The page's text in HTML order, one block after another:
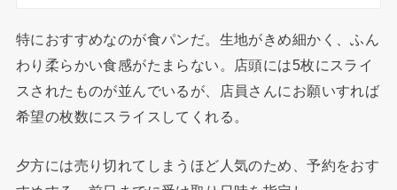
特におすすめなのが食パンだ。生地がきめ細かく、ふん
わり柔らかい食感がたまらない。店頭には5枚にスライ
スされたものが並んでいるが、店員さんにお願いすれば
希望の枚数にスライスしてくれる。
夕方には売り切れてしまうほど人気のため、予約をおす